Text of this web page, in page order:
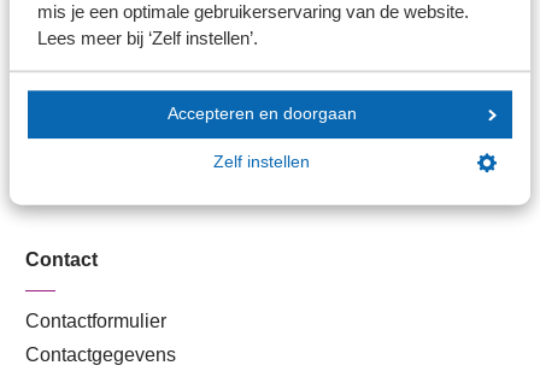
mis je een optimale gebruikerservaring van de website.
Lees meer bij ‘Zelf instellen’.
Accepteren en doorgaan
Zelf instellen
Handige links
SRA-gecertificeerd
Contact
Contactformulier
Contactgegevens